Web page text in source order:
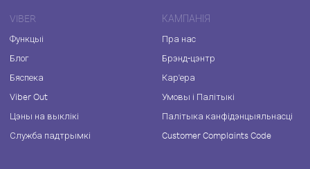
VIBER
Функцыі
Блог
Бяспека
Viber Out
Цэны на выклікі
Служба падтрымкі
КАМПАНІЯ
Пра нас
Брэнд-цэнтр
Кар'ера
Умовы і Палітыкі
Палітыка канфідэнцыяльнасці
Customer Complaints Code